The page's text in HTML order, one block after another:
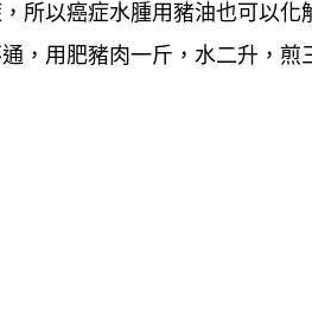
，所以癌症水腫用豬油也可以
，用肥豬肉一斤，水二升，煎